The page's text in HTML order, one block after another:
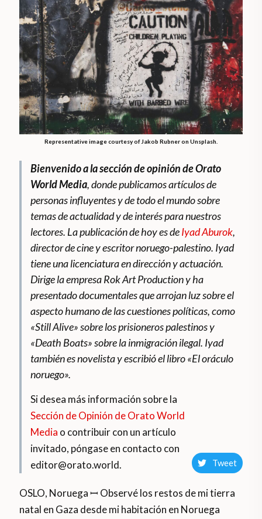
Representative image courtesy of Jakob Rubner on Unsplash.
Bienvenido a la sección de opinión de Orato
World Media, donde publicamos artículos de
personas influyentes y de todo el mundo sobre
temas de actualidad y de interés para nuestros
lectores. La publicación de hoy es deIyad Aburok,
director de cine y escritor noruego-palestino. Iyad
tiene una licenciatura en dirección y actuación.
Dirige la empresa Rok Art Production y ha
presentado documentales que arrojan luz sobre el
aspecto humano de las cuestiones políticas, como
«Still Alive» sobre los prisioneros palestinos y
«Death Boats» sobre la inmigración ilegal. Iyad
también es novelista y escribió el libro «El oráculo
noruego».
Si desea más información sobre la
Sección de Opinión de Orato World
Media o contribuir con un artículo
invitado, póngase en contacto con
editor@orato.world.
Tweet
OSLO, Noruega ꟷ Observé los restos de mi tierra
natal en Gaza desde mi habitación en Noruega